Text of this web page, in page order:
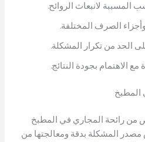
المسببة لانبعاث الروائح.
الصرف المختلفة.
الحد من تكرار المشكلة.
الاهتمام بجودة النتائج.
المطبخ
من رائحة المجاري في المطبخ
المشكلة بدقة ومعالجتها من